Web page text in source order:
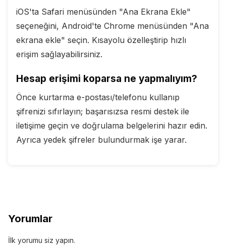
iOS'ta Safari menüsünden "Ana Ekrana Ekle"
seçeneğini, Android'te Chrome menüsünden "Ana
ekrana ekle" seçin. Kısayolu özelleştirip hızlı
erişim sağlayabilirsiniz.
Hesap erişimi koparsa ne yapmalıyım?
Önce kurtarma e-postası/telefonu kullanıp
şifrenizi sıfırlayın; başarısızsa resmi destek ile
iletişime geçin ve doğrulama belgelerini hazır edin.
Ayrıca yedek şifreler bulundurmak işe yarar.
Yorumlar
İlk yorumu siz yapın.